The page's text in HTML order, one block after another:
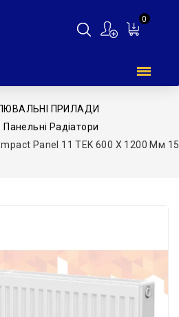
0
ПРИЛАДИ
Панельні Радіатори
Panel 11 TEK 600 X 1200 Мм